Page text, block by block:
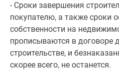
застройщики
Панорамы
новостроек
Видеообзор
новостроек
Экспертиза
- Сроки завершения
покупателю, а также сроки
собственности на
прописываются в договоре
строительстве, и
скорее всего, не останется.